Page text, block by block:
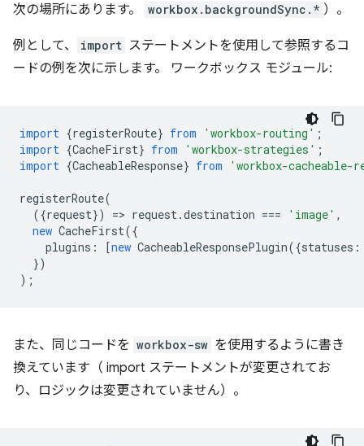
次の場所にあります。
workbox.backgroundSync.* ）。
例として、 import ステートメントを使用して参照するコ
ードの例を次に示します。 ワークボックス モジュール:
import {registerRoute} from 'workbox-routing' ;
import {CacheFirst} from 'workbox-strategies' ;
import {CacheableResponse} from 'workbox-cacheable-
registerRoute(
({request}) => request.destination === 'image' ,
new CacheFirst({
plugins : [new CacheableResponsePlugin({statuses :
})
);
また、同じコードを workbox-sw を使用するように書き
換えています（ import ステートメントが変更されてお
り、ロジックは変更されていません）。